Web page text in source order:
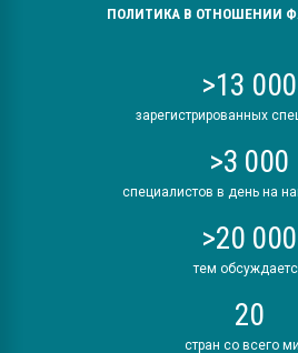
ПОЛИТИКА В ОТНОШЕНИИ
>13 000
зарегистрированных
>3 000
специалистов в день на
>20 000
тем
20
стран со всего